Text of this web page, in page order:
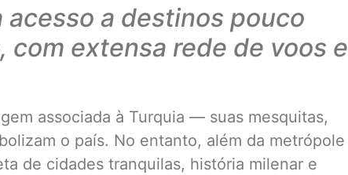
a destinos pouco
com extensa rede de voos e
associada à Turquia — suas mesquitas,
o país. No entanto, além da metrópole
de cidades tranquilas, história milenar e